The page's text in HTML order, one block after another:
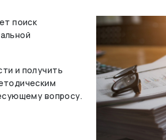
поиск
и получить
вопросу.